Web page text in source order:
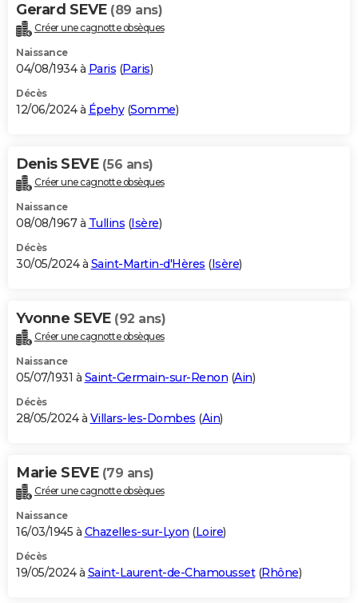
Gerard SEVE (89 ans)
Créer une cagnotte obsèques
Naissance
04/08/1934 à Paris (Paris)
Décès
12/06/2024 à Épehy(Somme)
Denis SEVE (56 ans)
Créer une cagnotte obsèques
Naissance
08/08/1967 à Tullins (Isère)
Décès
30/05/2024 à Saint-Martin-d'Hères (Isère)
Yvonne SEVE (92 ans)
Créer une cagnotte obsèques
Naissance
05/07/1931 à Saint-Germain-sur-Renon (Ain)
Décès
28/05/2024 à Villars-les-Dombes (Ain)
Marie SEVE (79 ans)
Créer une cagnotte obsèques
Naissance
16/03/1945 à Chazelles-sur-Lyon (Loire)
Décès
19/05/2024 à Saint-Laurent-de-Chamousset(Rhône)